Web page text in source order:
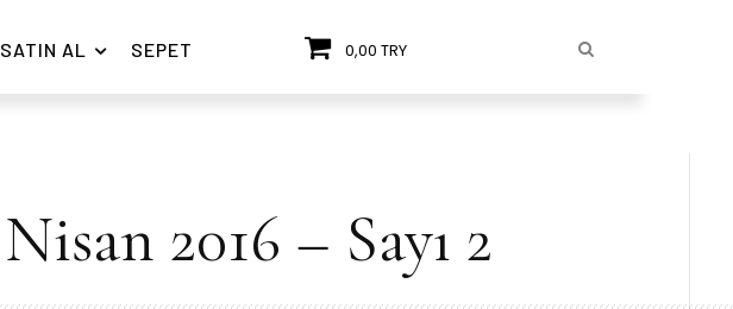
SATIN AL SEPET 0,00 TRY
Nisan 2016 – Sayı 2